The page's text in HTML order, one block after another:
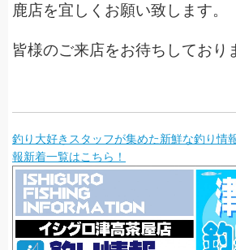
鹿店を宜しくお願い致します。
皆様のご来店をお待ちしており
釣り大好きスタッフが集めた新鮮な釣り情
報新着一覧はこちら！